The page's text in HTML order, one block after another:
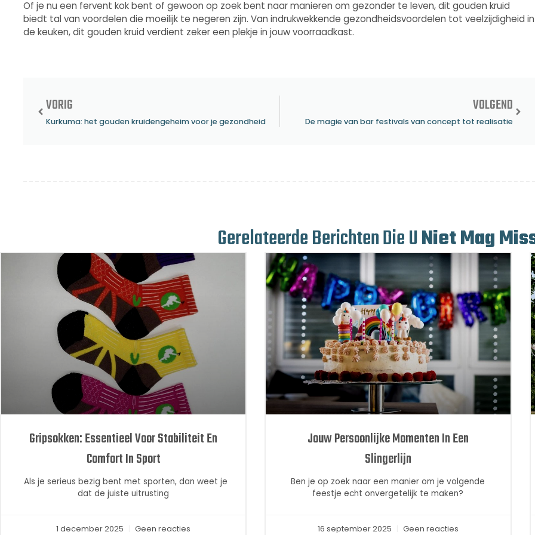
Of je nu een fervent kok bent of gewoon op zoek bent naar manieren om gezonder te leven, dit gouden kruid
biedt tal van voordelen die moeilijk te negeren zijn. Van indrukwekkende gezondheidsvoordelen tot veelzijdigheid in
de keuken, dit gouden kruid verdient zeker een plekje in jouw voorraadkast.
VORIG
Kurkuma: het gouden kruidengeheim voor je gezondheid
VOLGEND
De magie van bar festivals van concept tot realisatie
Gerelateerde Berichten Die UNiet Mag
Gripsokken: Essentieel Voor Stabiliteit En
Comfort In Sport
Als je serieus bezig bent met sporten, dan weet je
dat de juiste uitrusting
1 december 2025 Geen reacties
Jouw Persoonlijke Momenten In Een
Slingerlijn
Ben je op zoek naar een manier om je volgende
feestje echt onvergetelijk te maken?
16 september 2025 Geen reacties